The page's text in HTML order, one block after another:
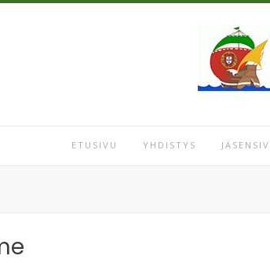
ETUSIVU YHDISTYS